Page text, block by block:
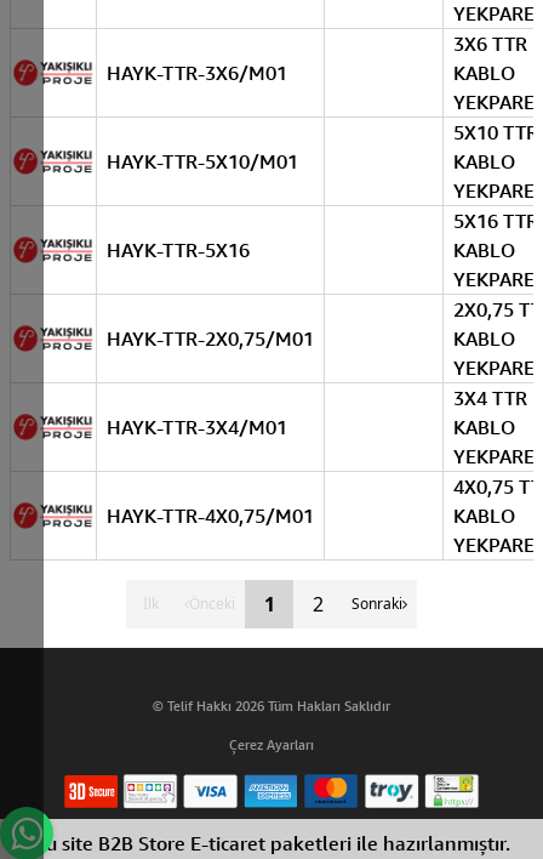
YEKPARE
HAYK-TTR-3X6/M01
3X6 TTR
KABLO
YEKPARE
HAYK-TTR-5X10/M01
5X10 TTR
KABLO
YEKPARE
HAYK-TTR-5X16
5X16 TTR
KABLO
YEKPARE
HAYK-TTR-2X0,75/M01
2X0,75
KABLO
YEKPARE
HAYK-TTR-3X4/M01
3X4 TTR
KABLO
YEKPARE
HAYK-TTR-4X0,75/M01
4X0,75
KABLO
YEKPARE
İlk Önceki 1 2 Sonraki
© Telif Hakkı 2026 Tüm Hakları Saklıdır
Çerez Ayarları
Bu site B2B Store E-ticaret paketleri ile hazırlanmıştır.